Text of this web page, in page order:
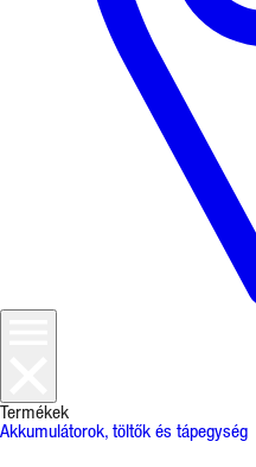
Termékek
Akkumulátorok, töltők és tápegység